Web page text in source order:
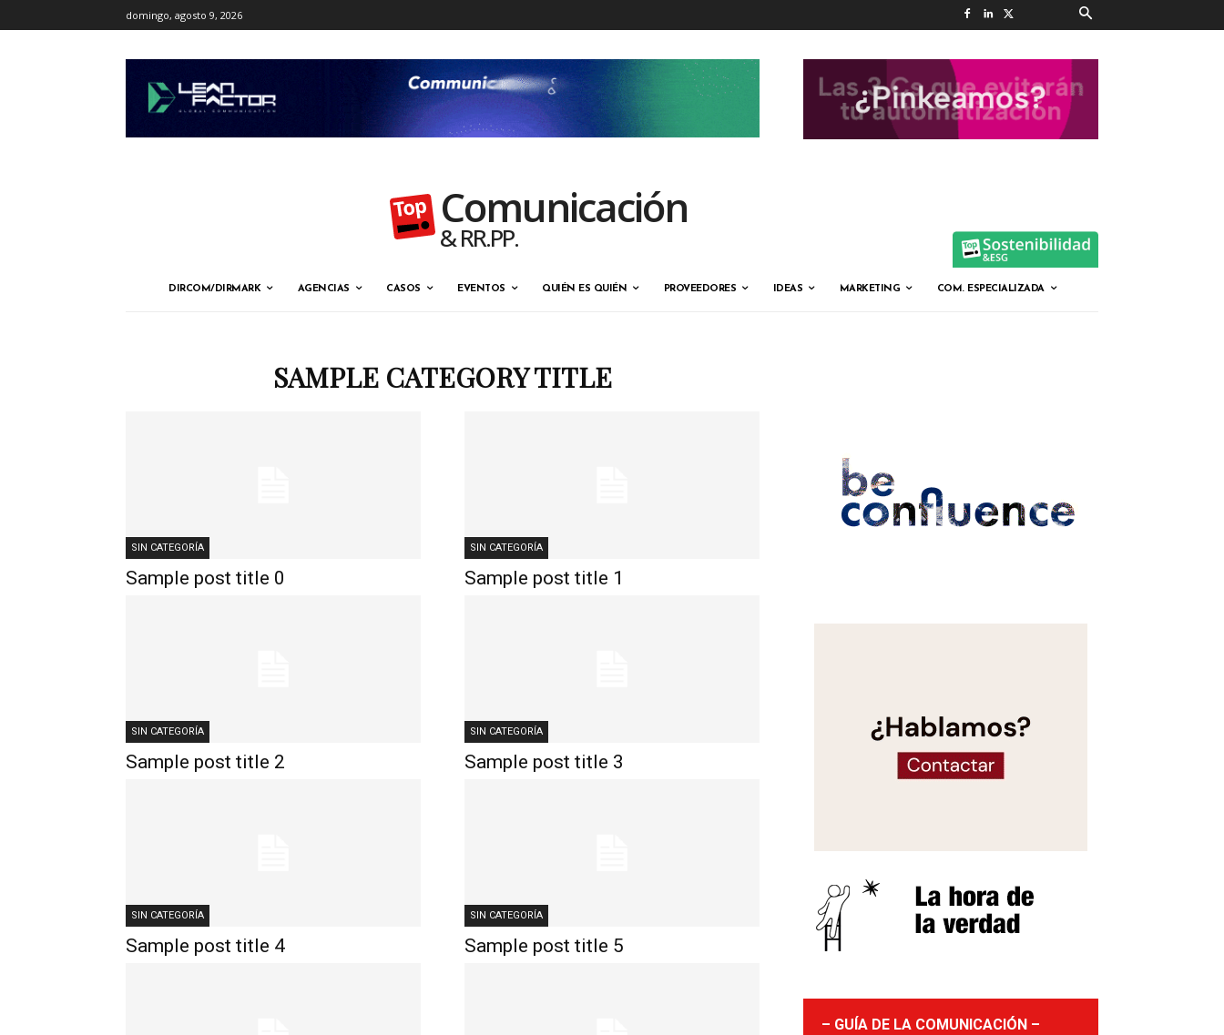
domingo, agosto 9, 2026
Comunicación
& RR.PP.
DIRCOM/DIRMARK AGENCIAS CASOS EVENTOS QUIÉN ES QUIÉN PROVEEDORES IDEAS MARKETING COM. ESPECIALIZADA
SAMPLE CATEGORY TITLE
SIN CATEGORÍA
Sample post title 0
SIN CATEGORÍA
Sample post title 1
SIN CATEGORÍA
Sample post title 2
SIN CATEGORÍA
Sample post title 3
SIN CATEGORÍA
Sample post title 4
SIN CATEGORÍA
Sample post title 5
– GUÍA DE LA COMUNICACIÓN –